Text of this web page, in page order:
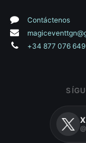
Contáctenos
+34 877 076 649